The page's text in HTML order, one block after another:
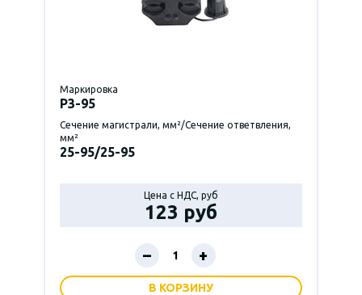
Маркировка
P3-95
Сечение магистрали, мм²/Сечение ответвления,
мм²
25-95/25-95
Цена с НДС, руб
123 руб
– +
В КОРЗИНУ